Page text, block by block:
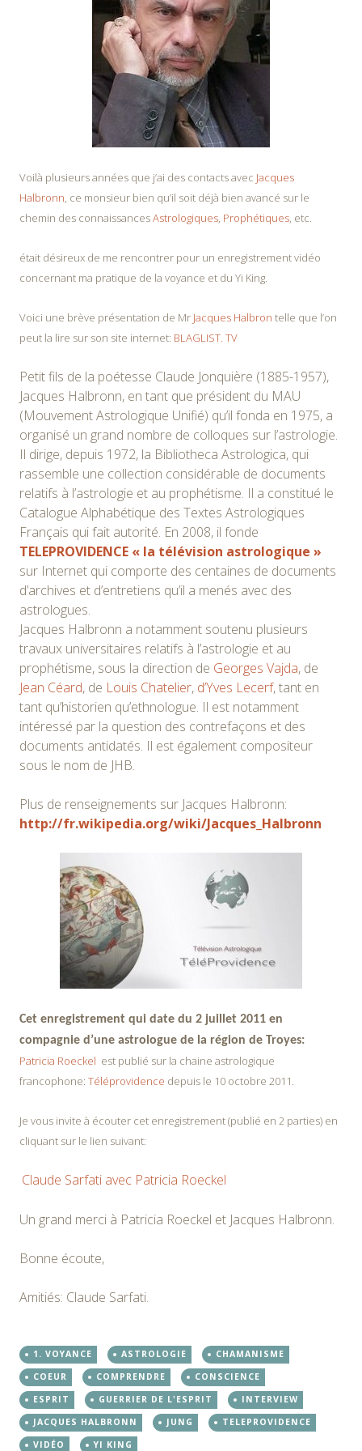
Voilà plusieurs années que j’ai des contacts avec Jacques
Halbronn, ce monsieur bien qu’il soit déjà bien avancé sur le
chemin des connaissancesAstrologiques, Prophétiques, etc.
était désireux de me rencontrer pour un enregistrement vidéo
concernant ma pratique de la voyance et du Yi King.
Voici une brève présentation de Mr Jacques Halbron telle que l’on
peut la lire sur son site internet: BLAGLIST. TV
Petit fils de la poétesse Claude Jonquière (1885-1957),
Jacques Halbronn, en tant que président du MAU
(Mouvement Astrologique Unifié) qu’il fonda en 1975, a
organisé un grand nombre de colloques sur l’astrologie.
Il dirige, depuis 1972, la Bibliotheca Astrologica, qui
rassemble une collection considérable de documents
relatifs à l’astrologie et au prophétisme. Il a constitué le
Catalogue Alphabétique des Textes Astrologiques
Français qui fait autorité. En 2008, il fonde
TELEPROVIDENCE « la télévision astrologique »
sur Internet qui comporte des centaines de documents
d’archives et d’entretiens qu’il a menés avec des
astrologues.
Jacques Halbronn a notamment soutenu plusieurs
travaux universitaires relatifs à l’astrologie et au
prophétisme, sous la direction de Georges Vajda, de
Jean Céard, de Louis Chatelier, d’Yves Lecerf, tant en
tant qu’historien qu’ethnologue. Il est notamment
intéressé par la question des contrefaçons et des
documents antidatés. Il est également compositeur
sous le nom de JHB.
Plus de renseignements sur Jacques Halbronn:
http://fr.wikipedia.org/wiki/Jacques_Halbronn
Cet enregistrement qui date du 2 juillet 2011 en
compagnie d’une astrologue de la région de Troyes:
Patricia Roeckel est publié sur la chaine astrologique
francophone: Téléprovidence depuis le 10 octobre 2011.
Je vous invite à écouter cet enregistrement (publié en 2 parties) en
cliquant sur le lien suivant:
Claude Sarfati avec Patricia Roeckel
Un grand merci à Patricia Roeckel et Jacques Halbronn.
Bonne écoute,
Amitiés: Claude Sarfati.
1. VOYANCE ASTROLOGIE
CHAMANISME
COEUR
COMPRENDRE
CONSCIENCE
ESPRIT
GUERRIER DE L'ESPRIT
INTERVIEW
JACQUES HALBRONN
JUNG
TELEPROVIDENCE
VIDÉO
YI KING